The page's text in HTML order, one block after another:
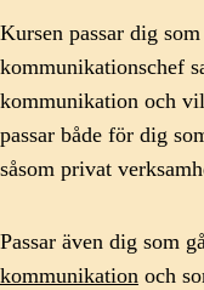
Kursen passar dig
kommunikationschef
kommunikation och
passar både för dig
såsom privat
Passar även dig som
kommunikation och